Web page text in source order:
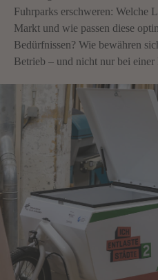
Fuhrparks erschweren: Welche
Markt und wie passen diese
Bedürfnissen? Wie bewähren
Betrieb – und nicht nur bei einer